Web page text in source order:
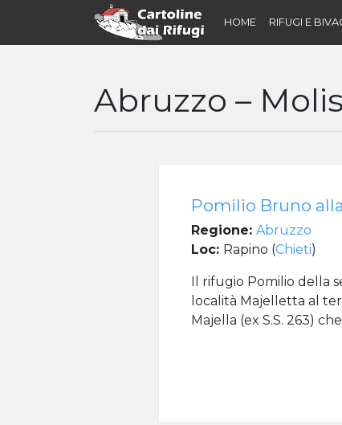
HOME RIFUGI E
Abruzzo –
Pomilio Bruno
Regione: Abruzzo
Loc: Rapino (Chieti)
Il rifugio Pomilio della
località Majelletta al
Majella (ex S.S. 263)